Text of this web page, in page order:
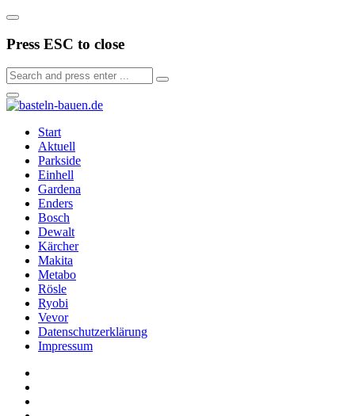
Press ESC to close
Start
Aktuell
Parkside
Einhell
Gardena
Enders
Bosch
Dewalt
Kärcher
Makita
Metabo
Rösle
Ryobi
Vevor
Datenschutzerklärung
Impressum